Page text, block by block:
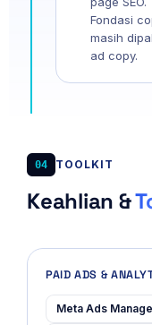
Fondasi
masih
ad copy.
04 TOOLKIT
Keahlian &
PAID ADS &
Meta Ads